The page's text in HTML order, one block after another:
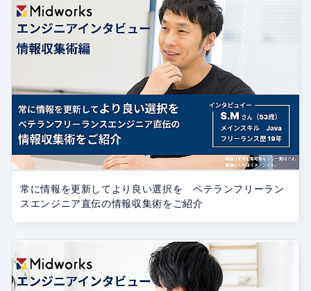
常に情報を更新してより良い選択を ベテランフリーラン
スエンジニア直伝の情報収集術をご紹介